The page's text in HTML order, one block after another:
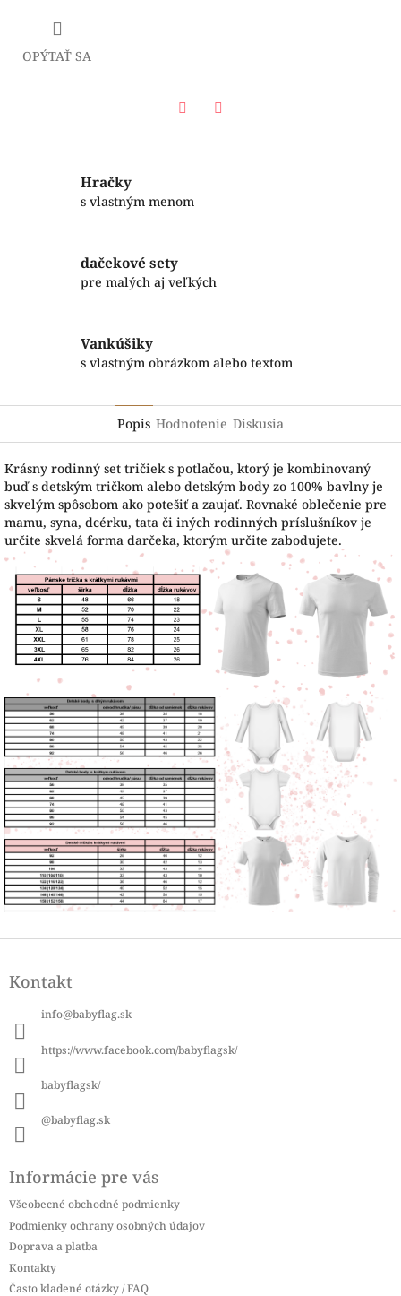
OPÝTAŤ SA
Hračky
s vlastným menom
dačekové sety
pre malých aj veľkých
Vankúšiky
s vlastným obrázkom alebo textom
Popis Hodnotenie Diskusia
Krásny rodinný set tričiek s potlačou, ktorý je kombinovaný
buď s detským tričkom alebo detským body zo 100% bavlny je
skvelým spôsobom ako potešiť a zaujať. Rovnaké oblečenie pre
mamu, syna, dcérku, tata či iných rodinných príslušníkov je
určite skvelá forma darčeka, ktorým určite zabodujete.
pKontakt
info@babyflag.sk
https://www.facebook.com/babyflagsk/
babyflagsk/
@babyflag.sk
Informácie pre vás
Všeobecné obchodné podmienky
Podmienky ochrany osobných údajov
Doprava a platba
Kontakty
Často kladené otázky / FAQ